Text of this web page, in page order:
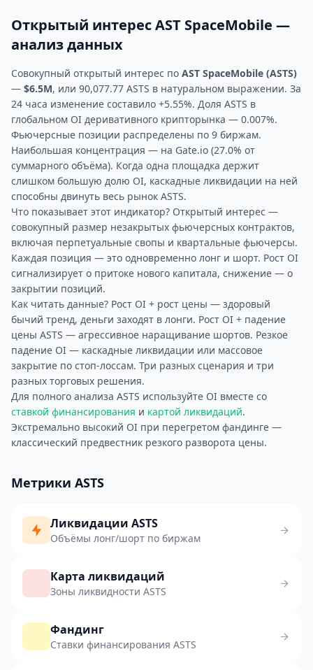
Открытый интерес AST SpaceMobile —
анализ данных
Совокупный открытый интерес по AST SpaceMobile (ASTS)
— $6.5M, или 90,077.77 ASTS в натуральном выражении. За
24 часа изменение составило +5.55%. Доля ASTS в
глобальном OI деривативного крипторынка — 0.007%.
Фьючерсные позиции распределены по 9 биржам.
Наибольшая концентрация — на Gate.io (27.0% от
суммарного объёма). Когда одна площадка держит
слишком большую долю OI, каскадные ликвидации на ней
способны двинуть весь рынок ASTS.
Что показывает этот индикатор? Открытый интерес —
совокупный размер незакрытых фьючерсных контрактов,
включая перпетуальные свопы и квартальные фьючерсы.
Каждая позиция — это одновременно лонг и шорт. Рост OI
сигнализирует о притоке нового капитала, снижение — о
закрытии позиций.
Как читать данные? Рост OI + рост цены — здоровый
бычий тренд, деньги заходят в лонги. Рост OI + падение
цены ASTS — агрессивное наращивание шортов. Резкое
падение OI — каскадные ликвидации или массовое
закрытие по стоп-лоссам. Три разных сценария и три
разных торговых решения.
Для полного анализа ASTS используйте OI вместе со
ставкой финансирования и картой ликвидаций.
Экстремально высокий OI при перегретом фандинге —
классический предвестник резкого разворота цены.
Метрики ASTS
Ликвидации ASTS
Объёмы лонг/шорт по биржам
Карта ликвидаций
Зоны ликвидности ASTS
Фандинг
Ставки финансирования ASTS